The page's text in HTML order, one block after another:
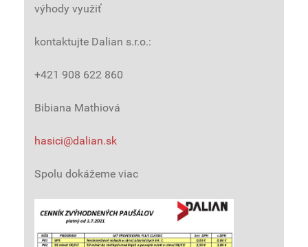
výhody využiť
kontaktujte Dalian s.r.o.:
+421 908 622 860
Bibiana Mathiová
hasici@dalian.sk
Spolu dokážeme viac